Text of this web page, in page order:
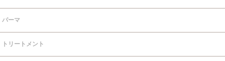
パーマ
トリートメント